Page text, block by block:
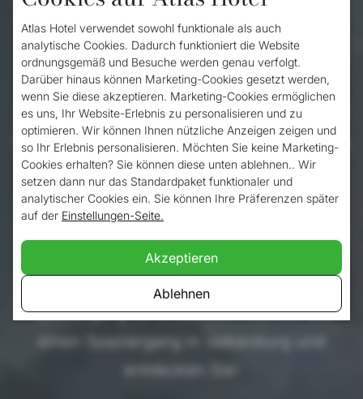
Wandern in
Valkenburg
Valkenburg befindet sich an der Spitze des
Südens. Es ist ein vielseitiges Reiseziel, das
für Besucher, die die Natur lieben und
gerne in das burgundische Leben einer
Stadt eintauchen, viel zu bieten hat. Und
was gibt es Schöneres, als eine Stadt und
Umgebung bei einem schönen
Spaziergang zu entdecken. Wählen Sie
einen Spaziergang in Valkenburg und
entdecken Sie!
Atlas Hotel verwendet sowohl funktionale als auch
analytische Cookies. Dadurch funktioniert die Website
ordnungsgemäß und Besuche werden genau verfolgt.
Darüber hinaus können Marketing-Cookies gesetzt werden,
wenn Sie diese akzeptieren. Marketing-Cookies ermöglichen
es uns, Ihr Website-Erlebnis zu personalisieren und zu
optimieren. Wir können Ihnen nützliche Anzeigen zeigen und
so Ihr Erlebnis personalisieren. Möchten Sie keine Marketing-
Cookies erhalten? Sie können diese unten ablehnen.. Wir
setzen dann nur das Standardpaket funktionaler und
analytischer Cookies ein. Sie können Ihre Präferenzen später
auf der Einstellungen-Seite.
Akzeptieren
Ablehnen